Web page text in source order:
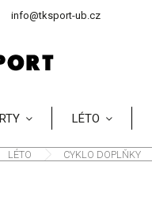
info@tksport-ub.cz
LÉTO
LÉTO CYKLO DOPLŇKY